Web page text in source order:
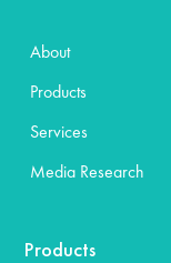
About
Products
Services
Media Research
Products